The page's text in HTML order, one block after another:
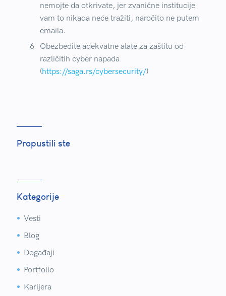
nemojte da otkrivate, jer zvanične institucije
vam to nikada neće tražiti, naročito ne putem
emaila.
Obezbedite adekvatne alate za zaštitu od
različitih cyber napada
(https://saga.rs/cybersecurity/)
Propustili ste
Kategorije

 Vesti

 Blog

 Događaji

 Portfolio

 Karijera